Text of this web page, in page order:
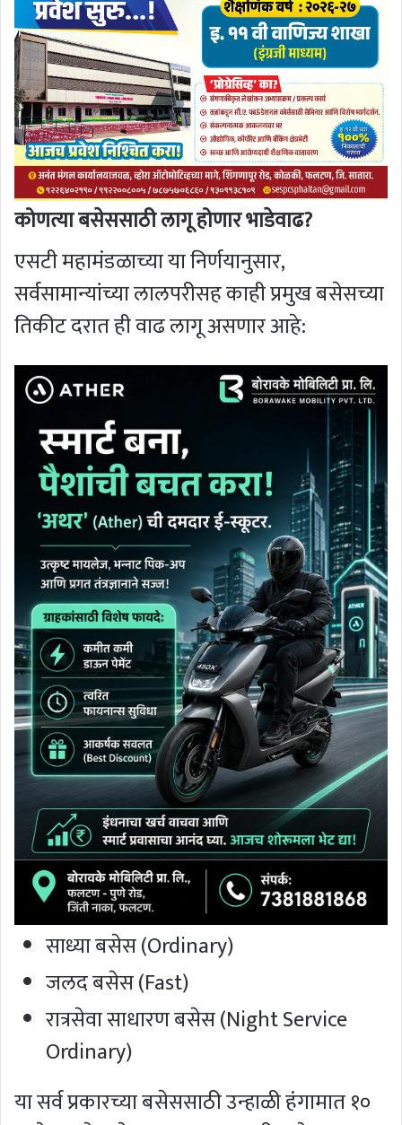
कोणत्या बसेससाठी लागू होणार भाडेवाढ?
एसटी महामंडळाच्या या निर्णयानुसार,
सर्वसामान्यांच्या लालपरीसह काही प्रमुख बसेसच्या
तिकीट दरात ही वाढ लागू असणार आहे:
साध्या बसेस (Ordinary)
जलद बसेस (Fast)
रात्रसेवा साधारण बसेस (Night Service
Ordinary)
या सर्व प्रकारच्या बसेससाठी उन्हाळी हंगामात १०